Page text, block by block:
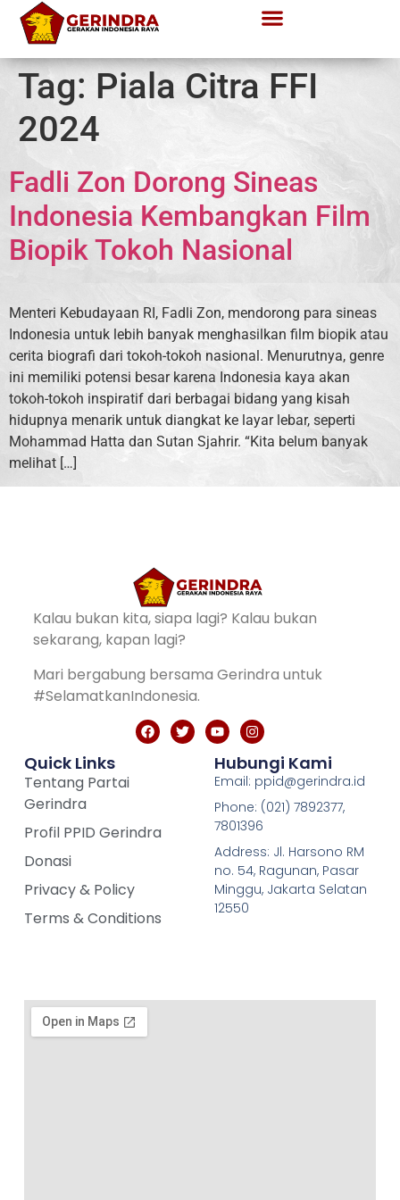
Tag: Piala Citra FFI
2024
Fadli Zon Dorong Sineas
Indonesia Kembangkan Film
Biopik Tokoh Nasional
Menteri Kebudayaan RI, Fadli Zon, mendorong para sineas
Indonesia untuk lebih banyak menghasilkan film biopik atau
cerita biografi dari tokoh-tokoh nasional. Menurutnya, genre
ini memiliki potensi besar karena Indonesia kaya akan
tokoh-tokoh inspiratif dari berbagai bidang yang kisah
hidupnya menarik untuk diangkat ke layar lebar, seperti
Mohammad Hatta dan Sutan Sjahrir. “Kita belum banyak
melihat […]
Kalau bukan kita, siapa lagi? Kalau bukan
sekarang, kapan lagi?
Mari bergabung bersama Gerindra untuk
#SelamatkanIndonesia.
Quick Links
Tentang Partai
Gerindra
Profil PPID Gerindra
Donasi
Privacy & Policy
Terms & Conditions
Hubungi Kami
Email: ppid@gerindra.id
Phone: (021) 7892377,
7801396
Address: Jl. Harsono RM
no. 54, Ragunan, Pasar
Minggu, Jakarta Selatan
12550